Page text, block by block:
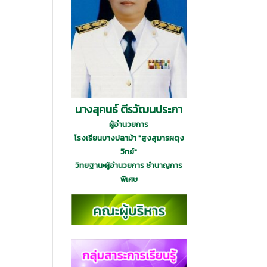
นางสุคนธ์ ตีรวัฒนประภา
ผู้อำนวยการ
โรงเรียนบางปลาม้า "สูงสุมารผดุง
วิทย์"
วิทยฐานะผู้อำนวยการ ชำนาญการ
พิเศษ